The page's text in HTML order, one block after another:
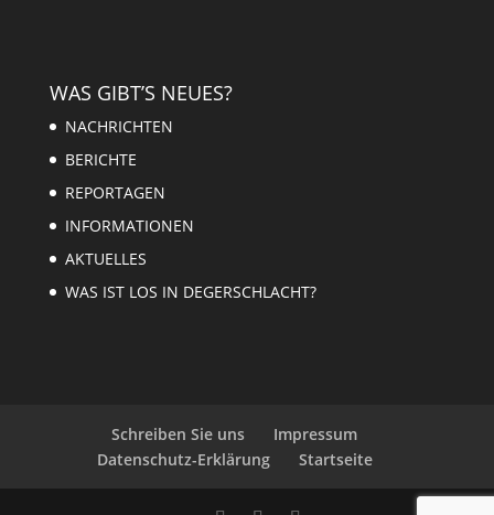
WAS GIBT’S NEUES?
NACHRICHTEN
BERICHTE
REPORTAGEN
INFORMATIONEN
AKTUELLES
WAS IST LOS IN DEGERSCHLACHT?
Schreiben Sie uns
Impressum
Datenschutz-Erklärung
Startseite